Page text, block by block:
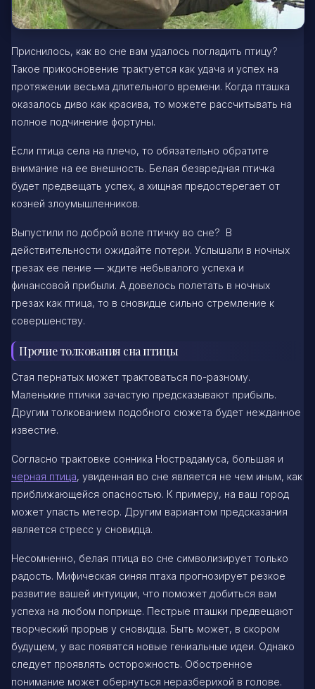
Приснилось, как во сне вам удалось погладить птицу?
Такое прикосновение трактуется как удача и успех на
протяжении весьма длительного времени. Когда пташка
оказалось диво как красива, то можете рассчитывать на
полное подчинение фортуны.
Если птица села на плечо, то обязательно обратите
внимание на ее внешность. Белая безвредная птичка
будет предвещать успех, а хищная предостерегает от
козней злоумышленников.
Выпустили по доброй воле птичку во сне? В
действительности ожидайте потери. Услышали в ночных
грезах ее пение — ждите небывалого успеха и
финансовой прибыли. А довелось полетать в ночных
грезах как птица, то в сновидце сильно стремление к
совершенству.
Прочие толкования сна птицы
Стая пернатых может трактоваться по-разному.
Маленькие птички зачастую предсказывают прибыль.
Другим толкованием подобного сюжета будет нежданное
известие.
Согласно трактовке сонника Нострадамуса, большая и
черная птица, увиденная во сне является не чем иным, как
приближающейся опасностью. К примеру, на ваш город
может упасть метеор. Другим вариантом предсказания
является стресс у сновидца.
Несомненно, белая птица во сне символизирует только
радость. Мифическая синяя птаха прогнозирует резкое
развитие вашей интуиции, что поможет добиться вам
успеха на любом поприще. Пестрые пташки предвещают
творческий прорыв у сновидца. Быть может, в скором
будущем, у вас появятся новые гениальные идеи. Однако
следует проявлять осторожность. Обостренное
понимание может обернуться неразберихой в голове.